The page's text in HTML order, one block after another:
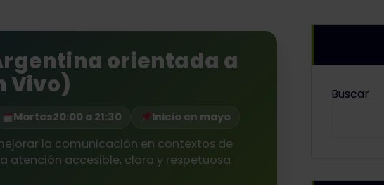
orientada a
Vivo)
Martes20:00 a 21:30 Inicio en mayo
la comunicación en contextos de
atención accesible, clara y respetuosa
Buscar